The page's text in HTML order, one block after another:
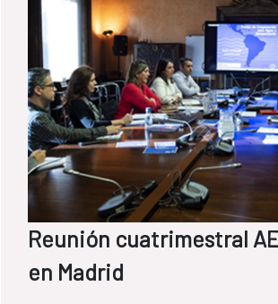
Reunión cuatrimestral
en Madrid